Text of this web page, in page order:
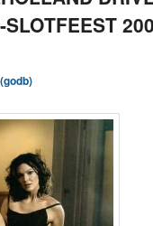
(godb)